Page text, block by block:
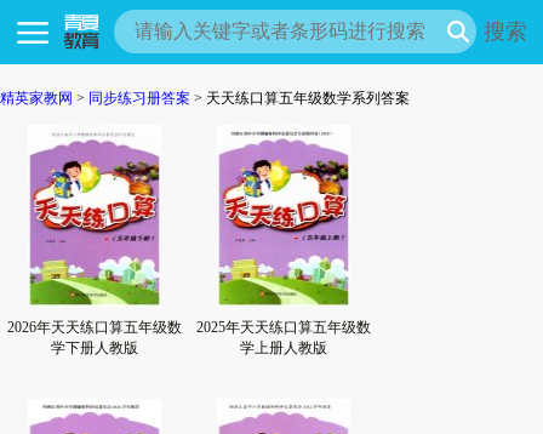
搜索
精英家教网 > 同步练习册答案 > 天天练口算五年级数学系列答案
2026年天天练口算五年级数
学下册人教版
2025年天天练口算五年级数
学上册人教版